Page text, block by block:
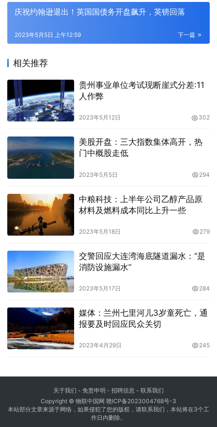
庆祝约翰逊退出！英国国债务开盘飙升，英镑回落
下一篇
2023年5月5日 上午12:59
相关推荐
贵州事业单位考试现断崖式分差:11
人作弊
2023年5月12日 302
美股开盘：三大指数集体高开，热
门中概股走低
2023年5月5日 294
中粮科技：上半年公司乙醇产品原
材料及燃料成本同比上升一些
2023年5月18日 279
交警回应大连湾海底隧道漏水：“是
消防设施漏水”
2023年5月17日 284
媒体：兰州七里河儿3岁童死亡，通
报要及时回应民众关切
2023年4月29日 245
关于我们 - 免责申明 - 招聘信息 - 联系我们
Copyright © 物联中国网 赣ICP备2023004768号-3
本站部分文章来源于网络，如果侵犯了您的版权，请联系我们，本站将在3个工
作日内删除。